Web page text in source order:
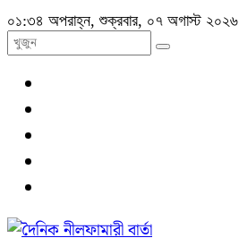
০১:৩৪ অপরাহ্ন, শুক্রবার, ০৭ অগাস্ট ২০২৬